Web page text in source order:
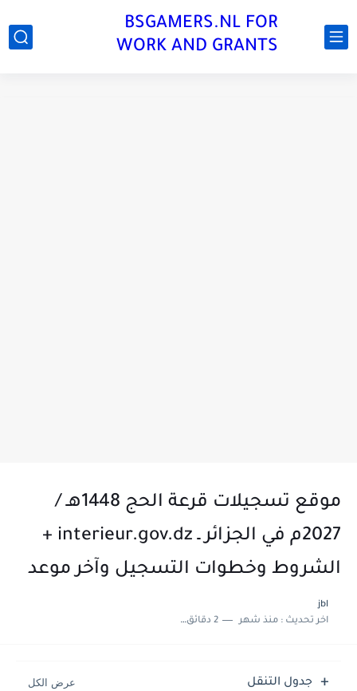
BSGAMERS.NL FOR
WORK AND GRANTS
موقع تسجيلات قرعة الحج 1448هـ /
2027م في الجزائر ـ interieur.gov.dz +
الشروط وخطوات التسجيل وآخر موعد
jbl
اخر تحديث :منذ شهر 2 دقائق للقراءة
جدول التنقل